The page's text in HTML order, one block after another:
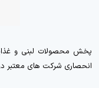
پخش محصولات لبنی و
انحصاری شرکت های معتبر